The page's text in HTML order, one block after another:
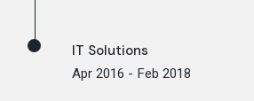
IT Solutions
Apr 2016 - Feb 2018